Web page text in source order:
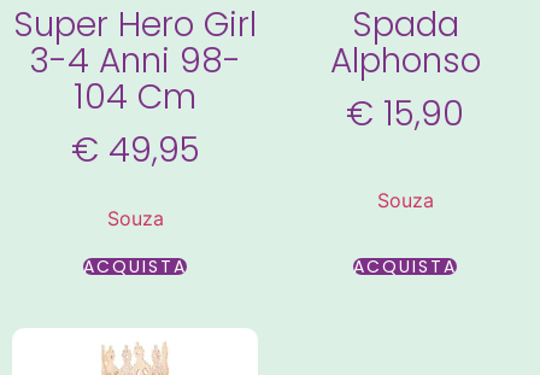
Super Hero Girl
3-4 Anni 98-
104 Cm
€ 49,95
Souza
ACQUISTA
Spada
Alphonso
€ 15,90
Souza
ACQUISTA